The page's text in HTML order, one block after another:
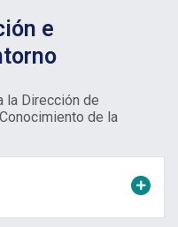
e
la Dirección de
de la